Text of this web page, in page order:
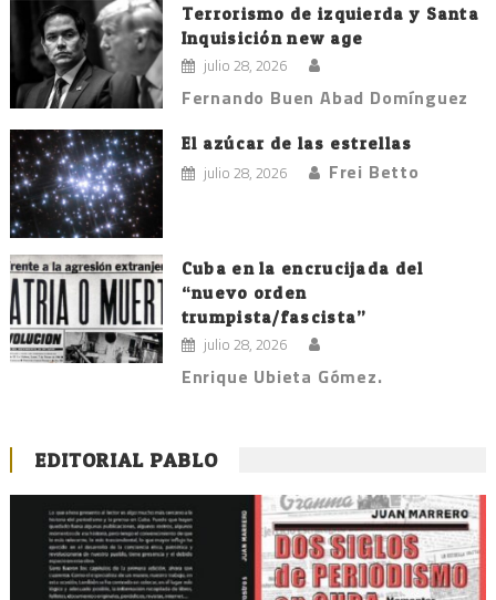
Terrorismo de izquierda y Santa
Inquisición new age
julio 28, 2026
Fernando Buen Abad Domínguez
El azúcar de las estrellas
julio 28, 2026 Frei Betto
Cuba en la encrucijada del
“nuevo orden
trumpista/fascista”
julio 28, 2026
Enrique Ubieta Gómez.
EDITORIAL PABLO